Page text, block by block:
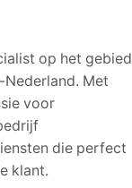
op het gebied
Met
voor
die perfect
klant.